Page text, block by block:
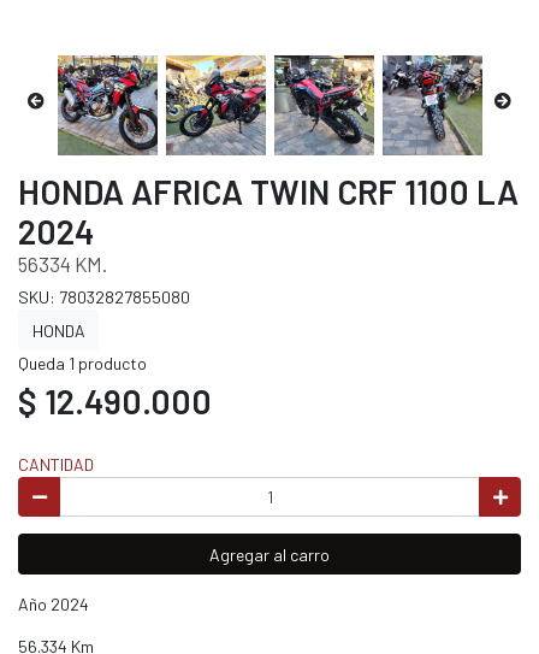
HONDA AFRICA TWIN CRF 1100 LA
2024
56334 KM.
SKU: 78032827855080
HONDA
Queda 1 producto
$ 12.490.000
CANTIDAD
Agregar al carro
Año 2024
56.334 Km